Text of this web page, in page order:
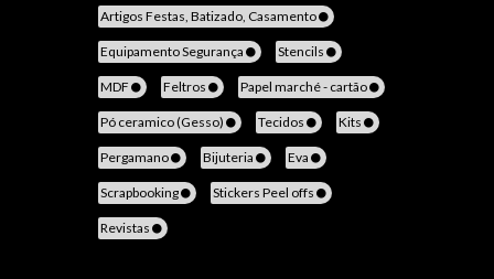
Artigos Festas, Batizado, Casamento
Equipamento Segurança Stencils
MDF Feltros Papel marché - cartão
Pó ceramico (Gesso) Tecidos Kits
Pergamano Bijuteria Eva
Scrapbooking Stickers Peel offs
Revistas